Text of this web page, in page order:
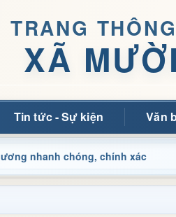
TRANG
XÃ
Tin tức - Sự kiện Văn
chóng, chính xác Chào